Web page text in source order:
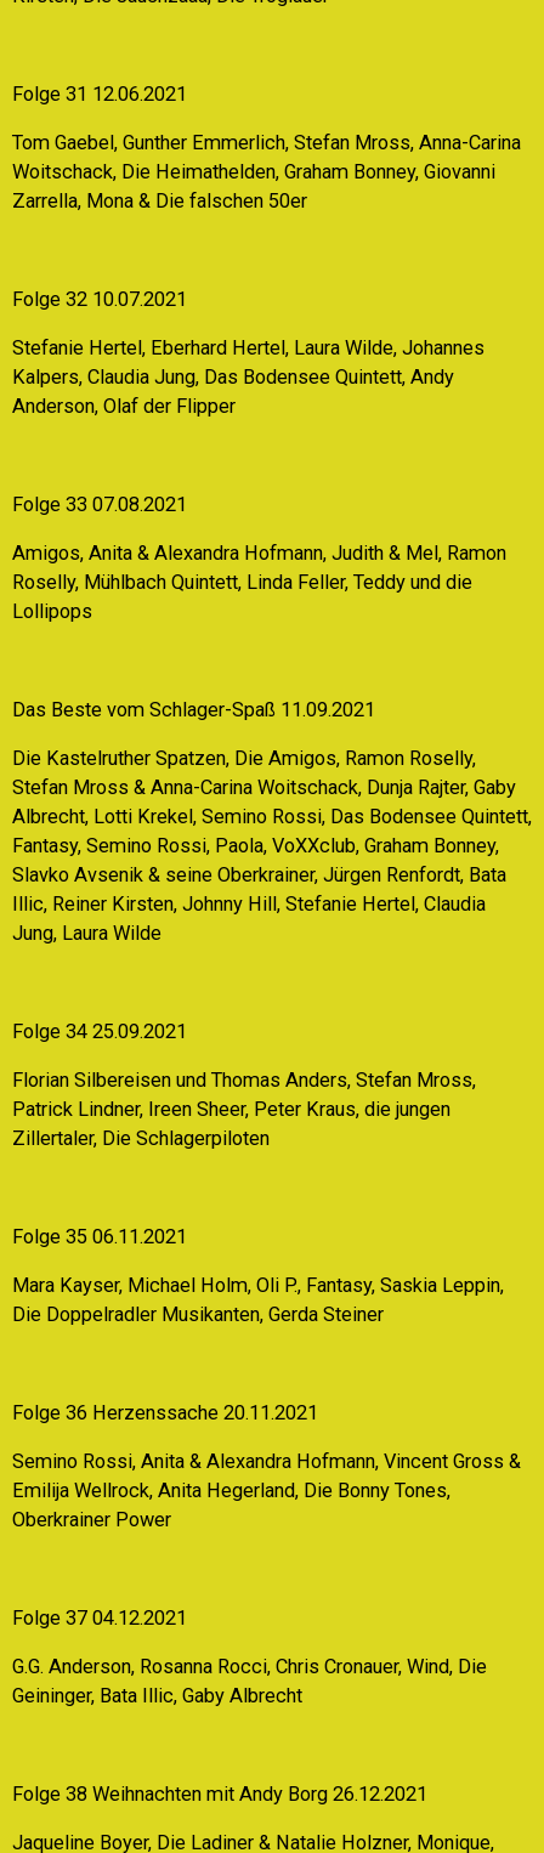
Folge 31 12.06.2021
Tom Gaebel, Gunther Emmerlich, Stefan Mross, Anna-Carina
Woitschack, Die Heimathelden, Graham Bonney, Giovanni
Zarrella, Mona & Die falschen 50er
Folge 32 10.07.2021
Stefanie Hertel, Eberhard Hertel, Laura Wilde, Johannes
Kalpers, Claudia Jung, Das Bodensee Quintett, Andy
Anderson, Olaf der Flipper
Folge 33 07.08.2021
Amigos, Anita & Alexandra Hofmann, Judith & Mel, Ramon
Roselly, Mühlbach Quintett, Linda Feller, Teddy und die
Lollipops
Das Beste vom Schlager-Spaß 11.09.2021
Die Kastelruther Spatzen, Die Amigos, Ramon Roselly,
Stefan Mross & Anna-Carina Woitschack, Dunja Rajter, Gaby
Albrecht, Lotti Krekel, Semino Rossi, Das Bodensee Quintett,
Fantasy, Semino Rossi, Paola, VoXXclub, Graham Bonney,
Slavko Avsenik & seine Oberkrainer, Jürgen Renfordt, Bata
Illic, Reiner Kirsten, Johnny Hill, Stefanie Hertel, Claudia
Jung, Laura Wilde
Folge 34 25.09.2021
Florian Silbereisen und Thomas Anders, Stefan Mross,
Patrick Lindner, Ireen Sheer, Peter Kraus, die jungen
Zillertaler, Die Schlagerpiloten
Folge 35 06.11.2021
Mara Kayser, Michael Holm, Oli P., Fantasy, Saskia Leppin,
Die Doppelradler Musikanten, Gerda Steiner
Folge 36 Herzenssache 20.11.2021
Semino Rossi, Anita & Alexandra Hofmann, Vincent Gross &
Emilija Wellrock, Anita Hegerland, Die Bonny Tones,
Oberkrainer Power
Folge 37 04.12.2021
G.G. Anderson, Rosanna Rocci, Chris Cronauer, Wind, Die
Geininger, Bata Illic, Gaby Albrecht
Folge 38 Weihnachten mit Andy Borg 26.12.2021
Jaqueline Boyer, Die Ladiner & Natalie Holzner, Monique,